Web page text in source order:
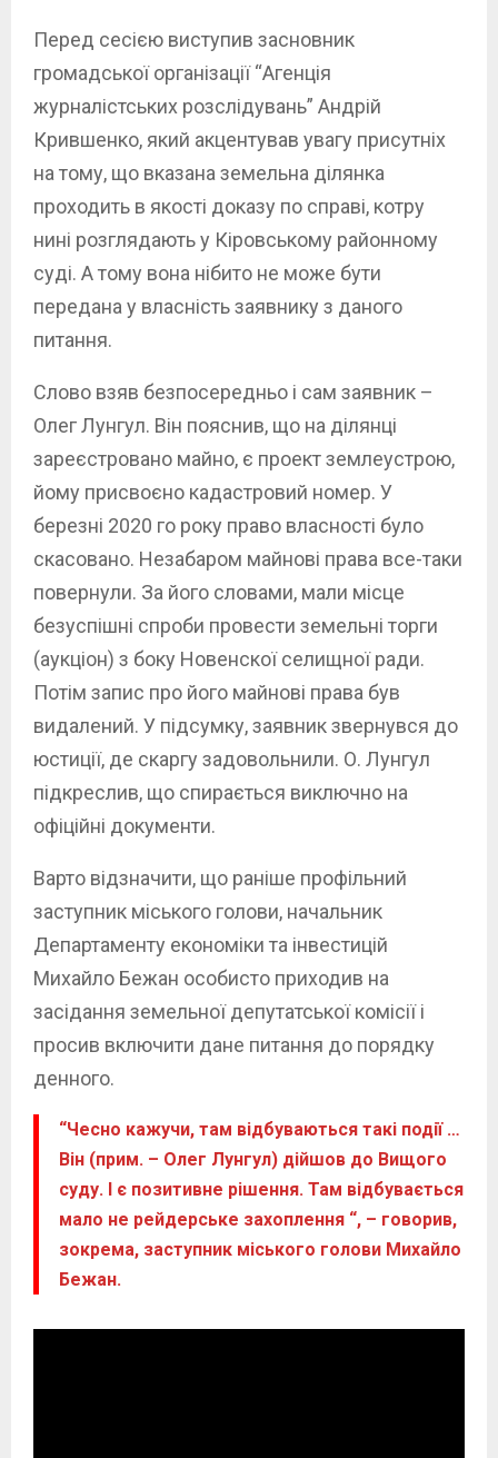
Перед сесією виступив засновник
громадської організації “Агенція
журналістських розслідувань” Андрій
Крившенко, який акцентував увагу присутніх
на тому, що вказана земельна ділянка
проходить в якості доказу по справі, котру
нині розглядають у Кіровському районному
суді. А тому вона нібито не може бути
передана у власність заявнику з даного
питання.
Слово взяв безпосередньо і сам заявник –
Олег Лунгул. Він пояснив, що на ділянці
зареєстровано майно, є проект землеустрою,
йому присвоєно кадастровий номер. У
березні 2020 го року право власності було
скасовано. Незабаром майнові права все-таки
повернули. За його словами, мали місце
безуспішні спроби провести земельні торги
(аукціон) з боку Новенскої селищної ради.
Потім запис про його майнові права був
видалений. У підсумку, заявник звернувся до
юстиції, де скаргу задовольнили. О. Лунгул
підкреслив, що спирається виключно на
офіційні документи.
Варто відзначити, що раніше профільний
заступник міського голови, начальник
Департаменту економіки та інвестицій
Михайло Бежан особисто приходив на
засідання земельної депутатської комісії і
просив включити дане питання до порядку
денного.
“Чесно кажучи, там відбуваються такі події …
Він (прим. – Олег Лунгул) дійшов до Вищого
суду. І є позитивне рішення. Там відбувається
мало не рейдерське захоплення “, – говорив,
зокрема, заступник міського голови Михайло
Бежан.